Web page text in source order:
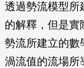
透過勢流模型所
的解釋，但是實
勢流所建立的數
渦流值的流場所